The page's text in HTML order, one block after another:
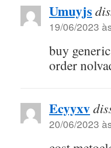
Umuyjs
19/06/2023
buy
order
Ecyyxv
20/06/2023